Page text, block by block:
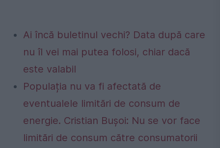
Ai încă buletinul vechi? Data după care
nu îl vei mai putea folosi, chiar dacă
este valabil
Populația nu va fi afectată de
eventualele limitări de consum de
energie. Cristian Bușoi: Nu se vor face
limitări de consum către consumatorii